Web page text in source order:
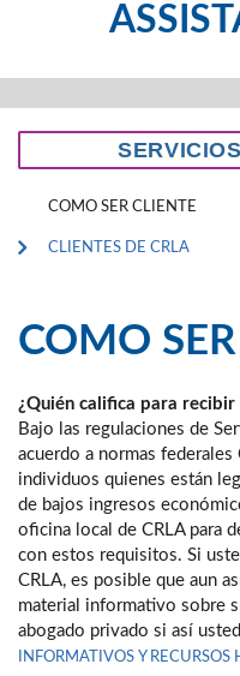
COMO SER CLIENTE
CLIENTES DE CRLA
COMO
¿Quién califica para recibir
Bajo las regulaciones de
acuerdo a normas federales
individuos quienes están
de bajos ingresos
oficina local de CRLA para
con estos requisitos. Si
CRLA, es posible que aun
material informativo sobre
abogado privado si así
INFORMATIVOS Y RECURSOS